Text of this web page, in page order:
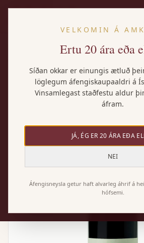
VELKOMIN Á
Ertu 20 ára eða
Síðan okkar er einungis ætluð
löglegum áfengiskaupaaldri á
Vinsamlegast staðfestu aldur
áfram.
JÁ, ÉG ER 20 ÁRA EÐA
NEI
Áfengisneysla getur haft alvarleg áhrif á
hófsemi.